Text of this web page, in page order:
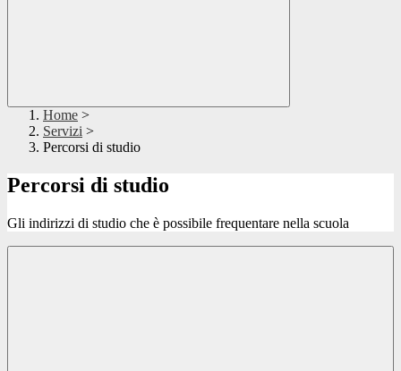
Home >
Servizi >
Percorsi di studio
Percorsi di studio
Gli indirizzi di studio che è possibile frequentare nella scuola